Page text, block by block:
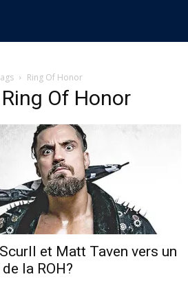
Ring Of Honor
Of Honor
et Matt Taven vers un
la ROH?